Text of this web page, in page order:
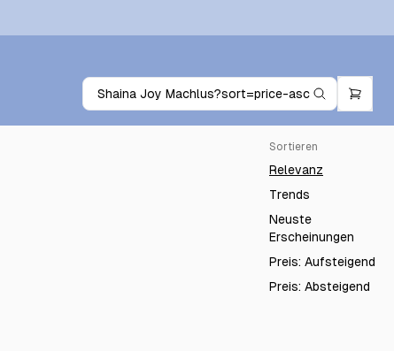
Sortieren
Relevanz
Trends
Neuste
Erscheinungen
Preis: Aufsteigend
Preis: Absteigend